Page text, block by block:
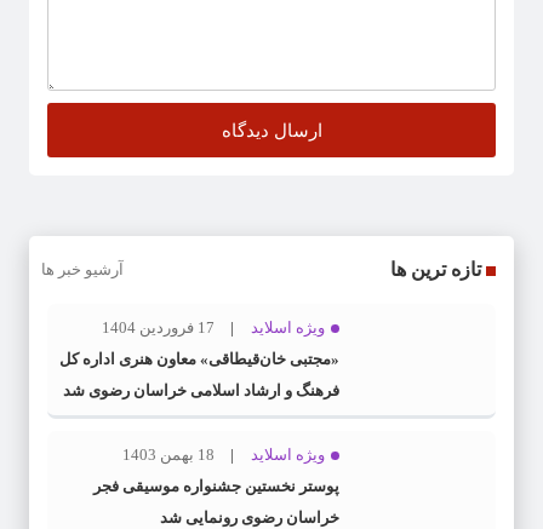
تازه ترین ها آرشیو خبر ها
ویژه اسلاید
17 فروردین 1404
«مجتبی خان‌قیطاقی» معاون هنری اداره کل
فرهنگ و ارشاد اسلامی خراسان رضوی شد
ویژه اسلاید
18 بهمن 1403
پوستر نخستین جشنواره موسیقی فجر
خراسان رضوی رونمایی شد